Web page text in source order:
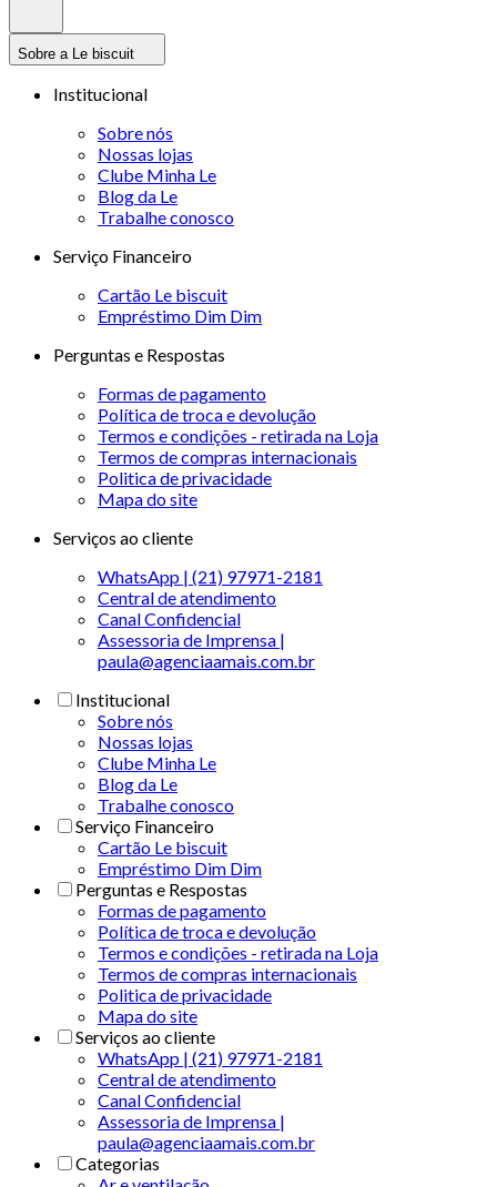
Sobre a Le biscuit
Institucional
Sobre nós
Nossas lojas
Clube Minha Le
Blog da Le
Trabalhe conosco
Serviço Financeiro
Cartão Le biscuit
Empréstimo Dim Dim
Perguntas e Respostas
Formas de pagamento
Política de troca e devolução
Termos e condições - retirada na Loja
Termos de compras internacionais
Politica de privacidade
Mapa do site
Serviços ao cliente
WhatsApp | (21) 97971-2181
Central de atendimento
Canal Confidencial
Assessoria de Imprensa |
paula@agenciaamais.com.br
Institucional
Sobre nós
Nossas lojas
Clube Minha Le
Blog da Le
Trabalhe conosco
Serviço Financeiro
Cartão Le biscuit
Empréstimo Dim Dim
Perguntas e Respostas
Formas de pagamento
Política de troca e devolução
Termos e condições - retirada na Loja
Termos de compras internacionais
Politica de privacidade
Mapa do site
Serviços ao cliente
WhatsApp | (21) 97971-2181
Central de atendimento
Canal Confidencial
Assessoria de Imprensa |
paula@agenciaamais.com.br
Categorias